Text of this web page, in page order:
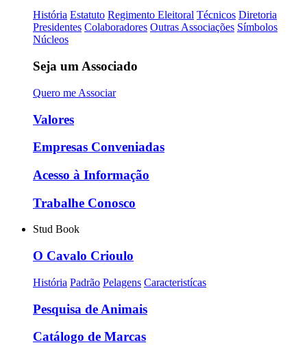
História Estatuto Regimento Eleitoral Técnicos Diretoria
Presidentes Colaboradores Outras Associações Símbolos
Núcleos
Seja um Associado
Quero me Associar
Valores
Empresas Conveniadas
Acesso à Informação
Trabalhe Conosco
Stud Book
O Cavalo Crioulo
História Padrão Pelagens Caracteristícas
Pesquisa de Animais
Catálogo de Marcas